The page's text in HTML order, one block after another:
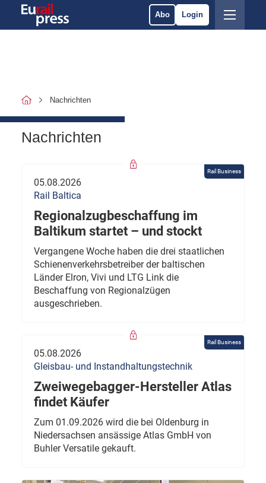
Abo Login
Nachrichten
Nachrichten
Rail Business
05.08.2026
Rail Baltica
Regionalzugbeschaffung im
Baltikum startet – und stockt
Vergangene Woche haben die drei staatlichen
Schienenverkehrsbetreiber der baltischen
Länder Elron, Vivi und LTG Link die
Beschaffung von Regionalzügen
ausgeschrieben.
Rail Business
05.08.2026
Gleisbau- und Instandhaltungstechnik
Zweiwegebagger-Hersteller Atlas
findet Käufer
Zum 01.09.2026 wird die bei Oldenburg in
Niedersachsen ansässige Atlas GmbH von
Buhler Versatile gekauft.